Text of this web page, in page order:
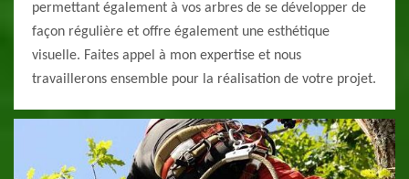
permettant également à vos arbres de se développer de
façon régulière et offre également une esthétique
visuelle. Faites appel à mon expertise et nous
travaillerons ensemble pour la réalisation de votre projet.